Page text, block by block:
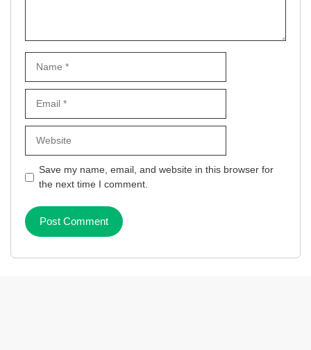
Save my name, email, and website in this browser for
the next time I comment.